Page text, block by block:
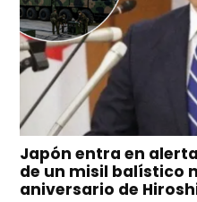
Japón entra en
de un misil balístico
aniversario de